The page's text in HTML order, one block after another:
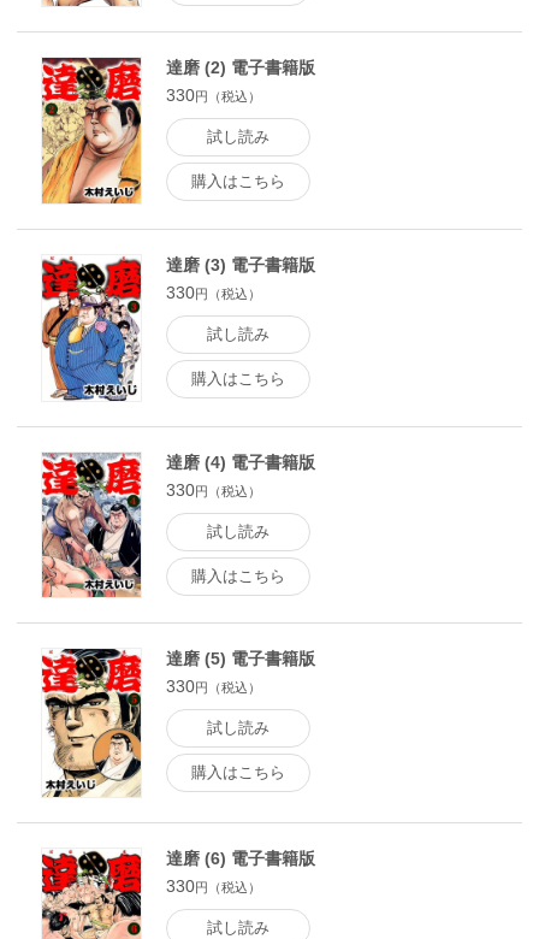
達磨 (2) 電子書籍版
330円（税込）
試し読み
購入はこちら
達磨 (3) 電子書籍版
330円（税込）
試し読み
購入はこちら
達磨 (4) 電子書籍版
330円（税込）
試し読み
購入はこちら
達磨 (5) 電子書籍版
330円（税込）
試し読み
購入はこちら
達磨 (6) 電子書籍版
330円（税込）
試し読み